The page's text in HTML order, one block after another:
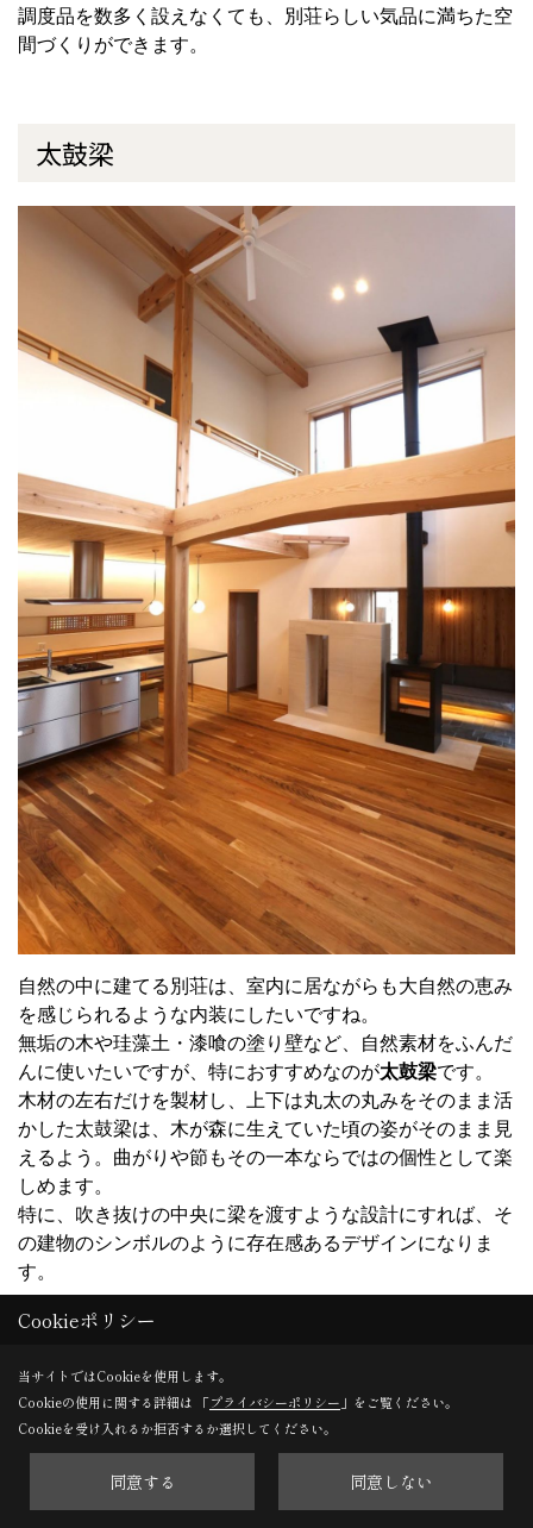
調度品を数多く設えなくても、別荘らしい気品に満ちた空
間づくりができます。
太鼓梁
自然の中に建てる別荘は、室内に居ながらも大自然の恵み
を感じられるような内装にしたいですね。
無垢の木や珪藻土・漆喰の塗り壁など、自然素材をふんだ
んに使いたいですが、特におすすめなのが太鼓梁です。
木材の左右だけを製材し、上下は丸太の丸みをそのまま活
かした太鼓梁は、木が森に生えていた頃の姿がそのまま見
えるよう。曲がりや節もその一本ならではの個性として楽
しめます。
特に、吹き抜けの中央に梁を渡すような設計にすれば、そ
の建物のシンボルのように存在感あるデザインになりま
す。
間接照明
Cookieポリシー
当サイトではCookieを使用します。
Cookieの使用に関する詳細は 「プライバシーポリシー 」をご覧ください。
Cookieを受け入れるか拒否するか選択してください。
同意する 同意しない